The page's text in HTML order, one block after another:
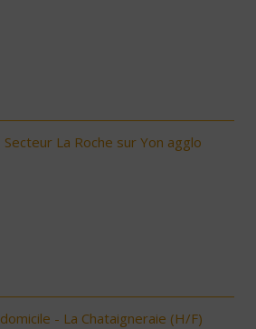
La Roche sur Yon agglo
- La Chataigneraie (H/F)